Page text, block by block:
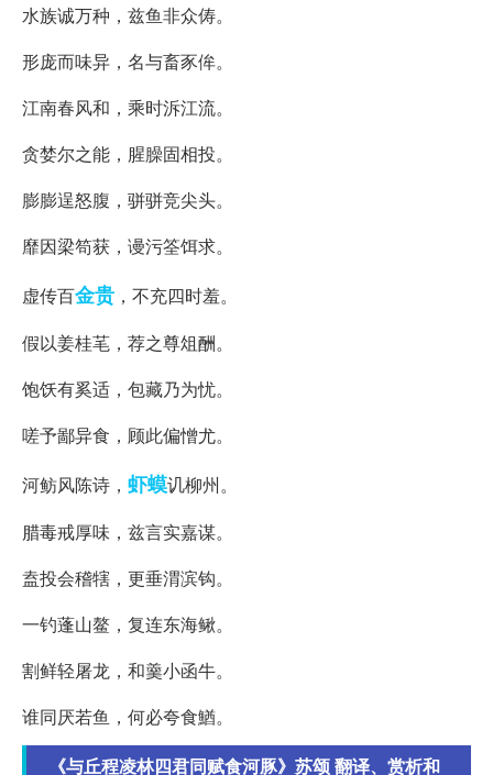
水族诚万种，兹鱼非众俦。
形庞而味异，名与畜豕侔。
江南春风和，乘时泝江流。
贪婪尔之能，腥臊固相投。
膨膨逞怒腹，骈骈竞尖头。
靡因梁笱获，谩污筌饵求。
虚传百金贵 ，不充四时羞。
假以姜桂芼，荐之尊俎酬。
饱饫有奚适，包藏乃为忧。
嗟予鄙异食，顾此偏憎尤。
河鲂风陈诗， 虾蟆讥柳州。
腊毒戒厚味，兹言实嘉谋。
盍投会稽犗，更垂渭滨钩。
一钓蓬山鳌，复连东海鳅。
割鲜轻屠龙，和羹小函牛。
谁同厌若鱼，何必夸食鰌。
《与丘程凌林四君同赋食河豚》苏颂 翻译、赏析和